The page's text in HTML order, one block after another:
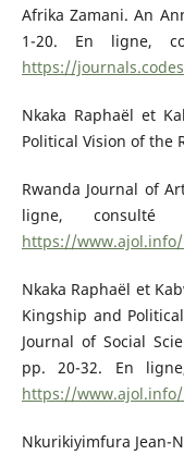
Afrika Zamani. An
1-20. En ligne,
https://
Nkaka Raphaël et
Political Vision of the
Rwanda Journal of
ligne,
https://
Nkaka Raphaël et
Kingship and
Journal of Social
pp. 20-32. En
https://
Nkurikiyimfura Jean-